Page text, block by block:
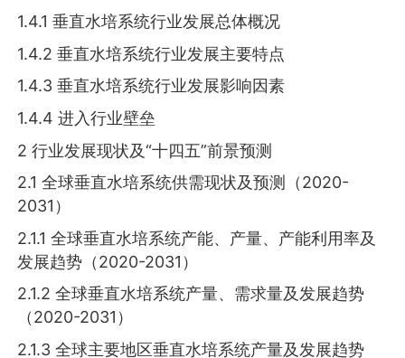
1.4.1 垂直水培系统行业发展总体概况
1.4.2 垂直水培系统行业发展主要特点
1.4.3 垂直水培系统行业发展影响因素
1.4.4 进入行业壁垒
2 行业发展现状及“十四五”前景预测
2.1 全球垂直水培系统供需现状及预测（2020-
2031）
2.1.1 全球垂直水培系统产能、产量、产能利用率及
发展趋势（2020-2031）
2.1.2 全球垂直水培系统产量、需求量及发展趋势
（2020-2031）
2.1.3 全球主要地区垂直水培系统产量及发展趋势